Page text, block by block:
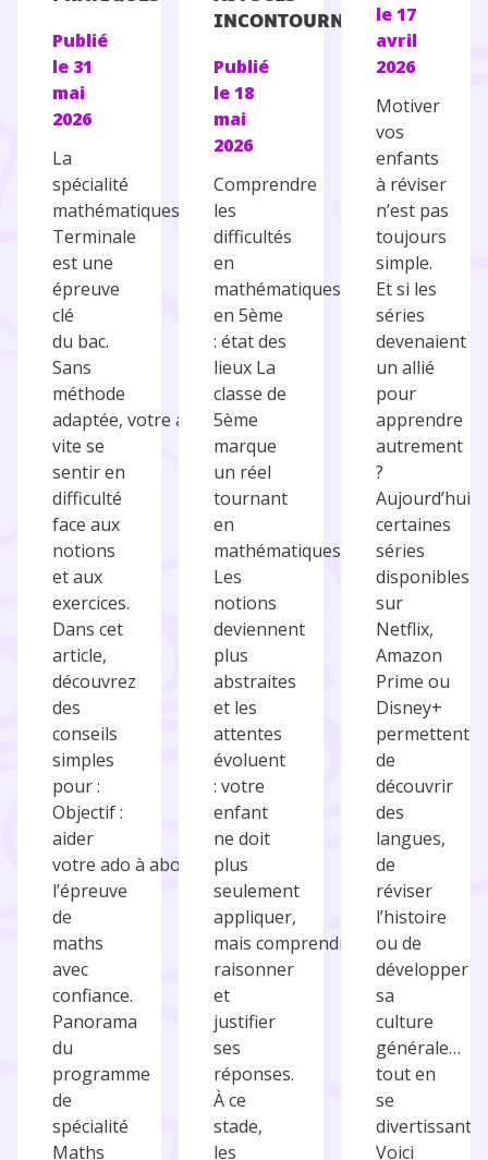
Publié
le 31
mai
2026
La
spécialité
mathématiques en
Terminale
est une
épreuve
clé
du bac.
Sans
méthode
adaptée, votre ado peut
vite se
sentir en
difficulté
face aux
notions
et aux
exercices.
Dans cet
article,
découvrez
des
conseils
simples
pour :
Objectif :
aider
votre ado à aborder
l’épreuve
de
maths
avec
confiance.
Panorama
du
programme
de
spécialité
Maths
INCONTOURNABLES
Publié
le18
mai
2026
Comprendre
les
difficultés
en
mathématiques
en 5ème
: état des
lieux La
classe de
5ème
marque
un réel
tournant
en
mathématiques.
Les
notions
deviennent
plus
abstraites
et les
attentes
évoluent
: votre
enfant
ne doit
plus
seulement
appliquer,
mais comprendre,
raisonner
et
justifier
ses
réponses.
À ce
stade,
les
le17
avril
2026
Motiver
vos
enfants
à réviser
n’est pas
toujours
simple.
Et si les
séries
devenaient
un allié
pour
apprendre
autrement
?
Aujourd’hui,
certaines
séries
disponibles
sur
Netflix,
Amazon
Prime ou
Disney+
permettent
de
découvrir
des
langues,
de
réviser
l’histoire
ou de
développer
sa
culture
générale…
tout en
se
divertissant.
Voici